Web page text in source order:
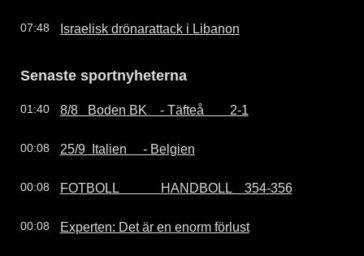
07:48 Israelisk drönarattack i Libanon
Senaste sportnyheterna
01:40 8/8   Boden BK    - Täfteå        2-1
00:08 25/9  Italien     - Belgien
00:08 FOTBOLL             HANDBOLL    354-356
00:08 Experten: Det är en enorm förlust